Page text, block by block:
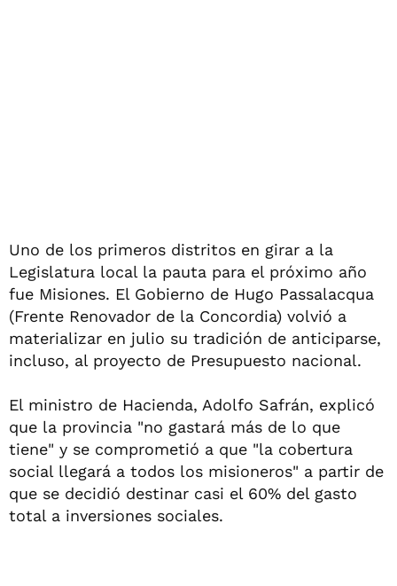
Uno de los primeros distritos en girar a la
Legislatura local la pauta para el próximo año
fue Misiones. El Gobierno de Hugo Passalacqua
(Frente Renovador de la Concordia) volvió a
materializar en julio su tradición de anticiparse,
incluso, al proyecto de Presupuesto nacional.
El ministro de Hacienda, Adolfo Safrán, explicó
que la provincia "no gastará más de lo que
tiene" y se comprometió a que "la cobertura
social llegará a todos los misioneros" a partir de
que se decidió destinar casi el 60% del gasto
total a inversiones sociales.